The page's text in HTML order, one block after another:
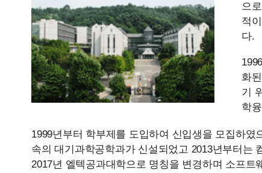
으
적
다.
화
기
학
1999년부터 학부제를 도입하여 신입생을 모집하
속의 대기과학공학과가 신설되었고 2013년부터는
2017년 엘텍공과대학으로 명칭을 변경하며 소프